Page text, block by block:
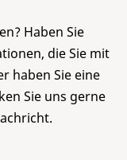
Haben Sie
die Sie mit
haben Sie eine
Sie uns gerne